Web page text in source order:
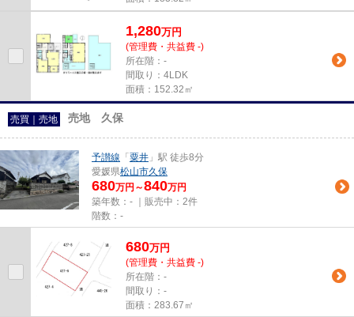
1,280万円
(管理費・共益費 -)
所在階：-
間取り：4LDK
面積：152.32㎡
売買｜売地 売地 久保
予讃線 「 粟井 」駅 徒歩8分
愛媛県松山市久保
680万円～840万円
築年数：- ｜販売中： 2件
階数：-
680万円
(管理費・共益費 -)
所在階：-
間取り：-
面積：283.67㎡